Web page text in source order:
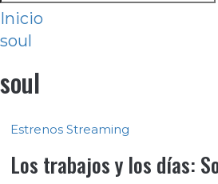
al
contenido
Inicio
soul
soul
Estrenos Streaming
Los trabajos y los días: